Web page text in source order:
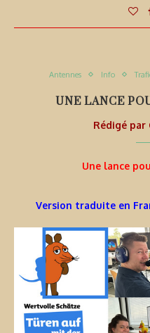
Antennes Info
UNE LANCE
Rédigé par
Une lance
Version traduite en